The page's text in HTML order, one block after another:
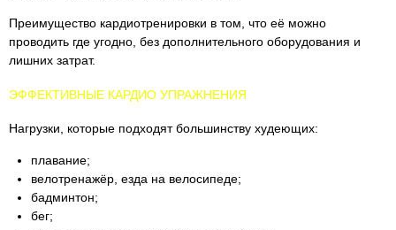
Преимущество кардиотренировки в том, что её можно
проводить где угодно, без дополнительного оборудования и
лишних затрат.
ЭФФЕКТИВНЫЕ КАРДИО УПРАЖНЕНИЯ
Нагрузки, которые подходят большинству худеющих:
плавание;
велотренажёр, езда на велосипеде;
бадминтон;
бег;